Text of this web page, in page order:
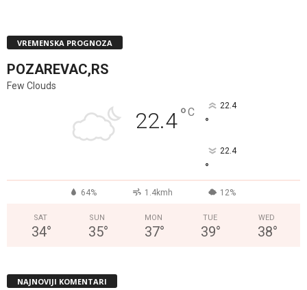
VREMENSKA PROGNOZA
POZAREVAC,RS
Few Clouds
22.4°C 22.4
°
22.4
°
64% 1.4kmh 12%
SAT
34°
SUN
35°
MON
37°
TUE
39°
WED
38°
NAJNOVIJI KOMENTARI